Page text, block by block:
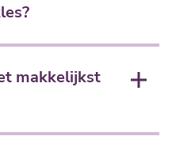
viool en piano kun
Blaasinstrumenten
vaak geschikter vanaf
die nodig is.
makkelijkst
blokfluit en keyboard